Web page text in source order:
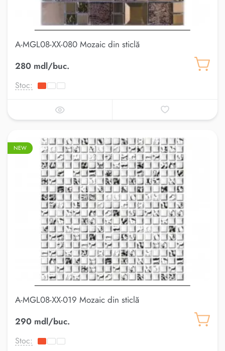
A-MGL08-XX-080 Mozaic din sticlă
280 mdl/buc.
Stoc:
NEW
A-MGL08-XX-019 Mozaic din sticlă
290 mdl/buc.
Stoc: